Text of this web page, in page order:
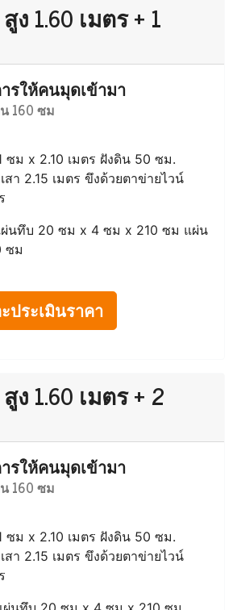
ป้องกันผู้บุกรุกเข้ามา
200 ซม
1/2" x ยาว 2.00 เมตร ติดเพลทบน
งเสา 3.00 เมตร ขึงด้วยตาข่ายไวน์
ประเมินราคา
ง 1.60 เมตร + 1
ซม x 2.10 เมตร ฝังดิน 50 ซม.
สา 2.15 เมตร ขึงด้วยตาข่ายไวน์
นทึบ 20 ซม x 4 ซม x 210 ซม แผ่น
ม
ประเมินราคา